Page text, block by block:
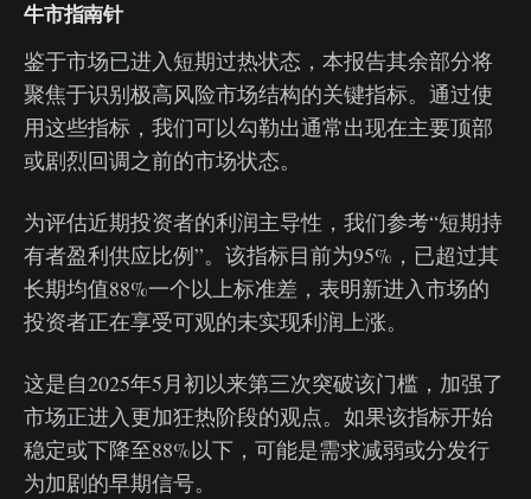
牛市指南针
鉴于市场已进入短期过热状态，本报告其余部分将
聚焦于识别极高风险市场结构的关键指标。通过使
用这些指标，我们可以勾勒出通常出现在主要顶部
或剧烈回调之前的市场状态。
为评估近期投资者的利润主导性，我们参考“短期持
有者盈利供应比例”。该指标目前为95%，已超过其
长期均值88%一个以上标准差，表明新进入市场的
投资者正在享受可观的未实现利润上涨。
这是自2025年5月初以来第三次突破该门槛，加强了
市场正进入更加狂热阶段的观点。如果该指标开始
稳定或下降至88%以下，可能是需求减弱或分发行
为加剧的早期信号。